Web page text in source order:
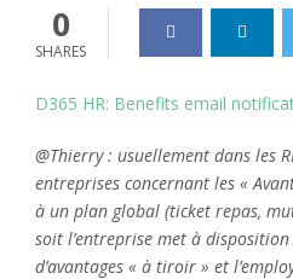
0
SHARES
D365 HR: Benefits email
@Thierry : usuellement dans les
entreprises concernant les «
à un plan global (ticket repas,
soit l’entreprise met à
d’avantages « à tiroir » et